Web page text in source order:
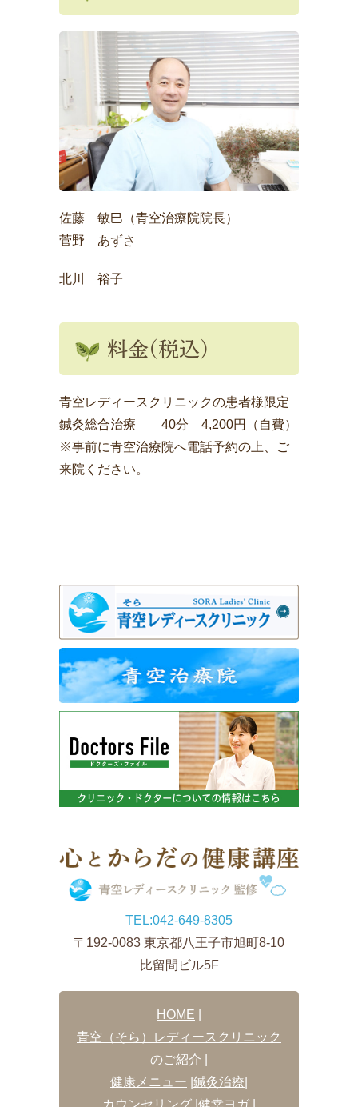
佐藤 敏巳（青空治療院院長）
菅野 あずさ
北川 裕子
料金(税込)
青空レディースクリニックの患者様限定
鍼灸総合治療 40分 4,200円（自費）
※事前に青空治療院へ電話予約の上、ご
来院ください。
TEL:042-649-8305
〒192-0083 東京都八王子市旭町8-10
比留間ビル5F
HOME
青空（そら）レディースクリニック
のご紹介
健康メニュー 鍼灸治療
カウンセリング 健幸ヨガ